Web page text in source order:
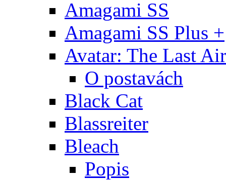
Amagami SS
Amagami SS Plus +
Avatar: The Last
O postavách
Black Cat
Blassreiter
Bleach
Popis